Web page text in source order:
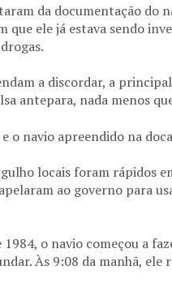
da documentação do
que ele já estava sendo
a discordar, a
antepara, nada menos
o navio apreendido na
locais foram rápidos
ao governo para
o navio começou a
Às 9:08 da manhã,